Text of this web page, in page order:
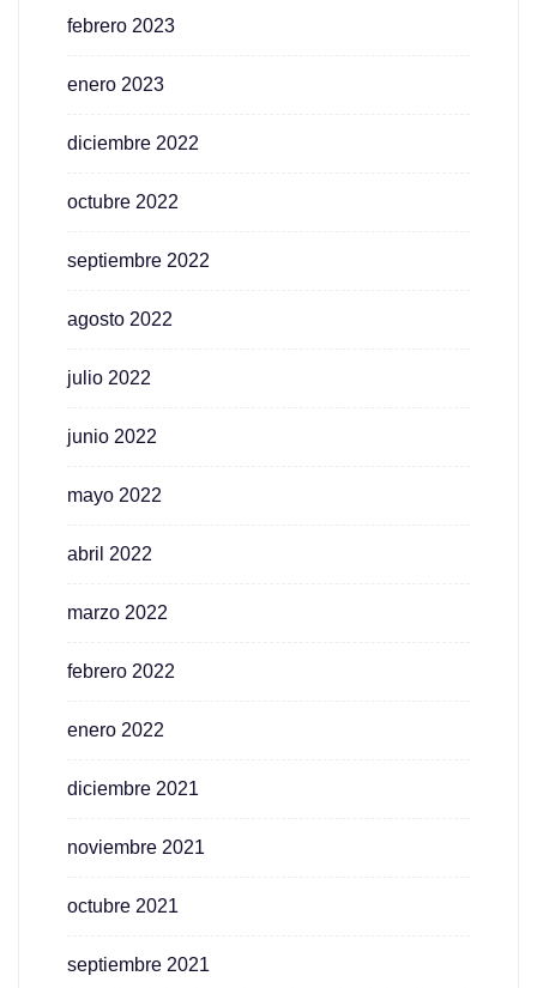
febrero 2023
enero 2023
diciembre 2022
octubre 2022
septiembre 2022
agosto 2022
julio 2022
junio 2022
mayo 2022
abril 2022
marzo 2022
febrero 2022
enero 2022
diciembre 2021
noviembre 2021
octubre 2021
septiembre 2021